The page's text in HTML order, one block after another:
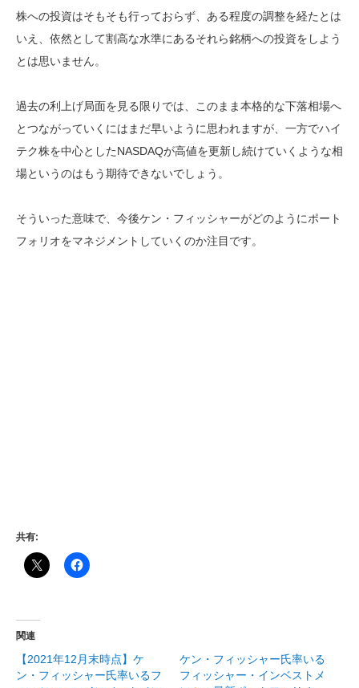
株への投資はそもそも行っておらず、ある程度の調整を経たとは
いえ、依然として割高な水準にあるそれら銘柄への投資をしよう
とは思いません。
過去の利上げ局面を見る限りでは、このまま本格的な下落相場へ
とつながっていくにはまだ早いように思われますが、一方でハイ
テク株を中心としたNASDAQが高値を更新し続けていくような相
場というのはもう期待できないでしょう。
そういった意味で、今後ケン・フィッシャーがどのようにポート
フォリオをマネジメントしていくのか注目です。
共有:
関連
【2021年12月末時点】ケ
ン・フィッシャー氏率いるフ
ケン・フィッシャー氏率いる
フィッシャー・インベストメ